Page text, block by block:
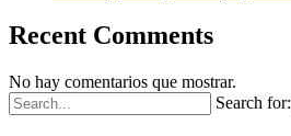
Recent Comments
No hay comentarios que mostrar.
Search for: